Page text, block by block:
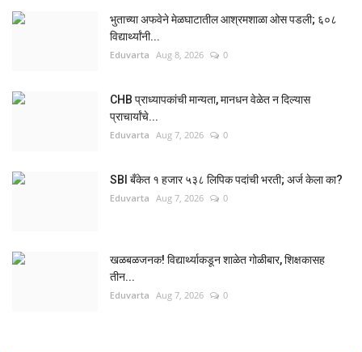
भुताच्या अफवेने मेळघाटातील आश्रमशाळा ओस पडली; ६०८
विद्यार्थ्यांनी...
Eduvarta Aug 8, 2026 0
CHB प्राध्यापकांची मान्यता, मानधन वेळेत न दिल्यास
प्राचार्यांचे...
Eduvarta Aug 7, 2026 0
SBI बँकेत १ हजार ५३८ लिपिक पदांची भरती; अर्ज केला का?
Eduvarta Aug 7, 2026 0
खळबळजनक! विद्यार्थ्याकडून शाळेत गोळीबार, शिक्षकासह
तीन...
Eduvarta Aug 7, 2026 0